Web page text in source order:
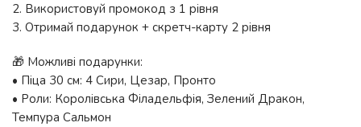
2. Використовуй промокод з 1 рівня
3. Отримай подарунок + скретч-карту 2 рівня
🎁 Можливі подарунки:
• Піца 30 см: 4 Сири, Цезар, Пронто
• Роли: Королівська Філадельфія, Зелений Дракон,
Темпура Сальмон